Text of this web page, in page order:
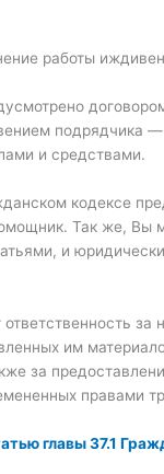
работы
подрядчика —
и средствами.
кодексе
Так же, Вы
и
им
за
правами
главы 37.1